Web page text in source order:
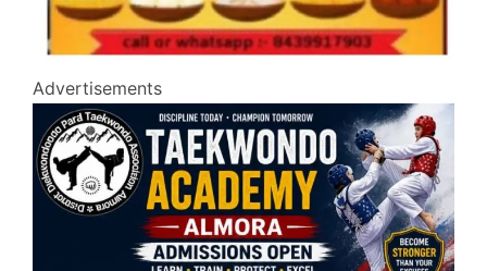
Advertisements